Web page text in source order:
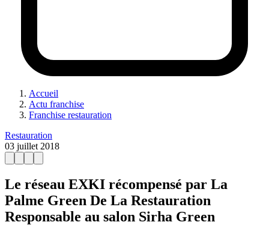
Accueil
Actu franchise
Franchise restauration
Restauration
03 juillet 2018
Le réseau EXKI récompensé par La
Palme Green De La Restauration
Responsable au salon Sirha Green